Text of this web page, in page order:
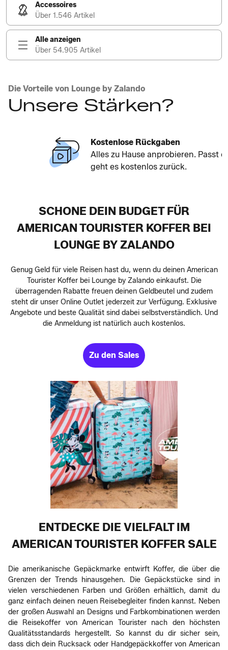
Accessoires
Über 1.546 Artikel
Alle anzeigen
Über 54.905 Artikel
Die Vorteile von Lounge by Zalando
Unsere Stärken?
Kostenlose Rückgaben
Alles zu Hause anprobieren. Passt es nicht,
geht es kostenlos zurück.
SCHONE DEIN BUDGET FÜR
AMERICAN TOURISTER KOFFER BEI
LOUNGE BY ZALANDO
Genug Geld für viele Reisen hast du, wenn du deinen American
Tourister Koffer bei Lounge by Zalando einkaufst. Die
überragenden Rabatte freuen deinen Geldbeutel und zudem
steht dir unser Online Outlet jederzeit zur Verfügung. Exklusive
Angebote und beste Qualität sind dabei selbstverständlich. Und
die Anmeldung ist natürlich auch kostenlos.
Zu den Sales
ENTDECKE DIE VIELFALT IM
AMERICAN TOURISTER KOFFER SALE
Die amerikanische Gepäckmarke entwirft Koffer, die über die
Grenzen der Trends hinausgehen. Die Gepäckstücke sind in
vielen verschiedenen Farben und Größen erhältlich, damit du
ganz einfach deinen neuen Reisebegleiter finden kannst. Neben
der großen Auswahl an Designs und Farbkombinationen werden
die Reisekoffer von American Tourister nach den höchsten
Qualitätsstandards hergestellt. So kannst du dir sicher sein,
dass dich dein Rucksack oder Handgepäckkoffer von American